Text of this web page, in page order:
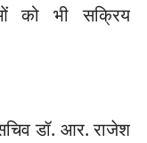
को भी सक्रिय
डॉ. आर. राजेश